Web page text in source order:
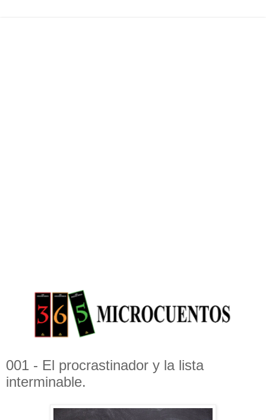
001 - El procrastinador y la lista
interminable.